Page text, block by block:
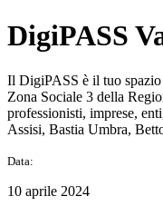
DigiPASS
Il DigiPASS è il tuo
Zona Sociale 3 della
professionisti, imprese,
Assisi, Bastia Umbra,
Data:
10 aprile 2024